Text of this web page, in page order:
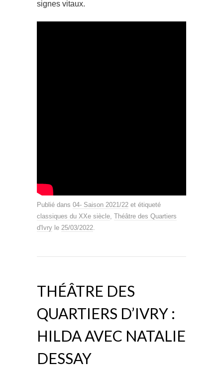
signes vitaux.
Publié dans 04- Saison 2021/22 et étiqueté
classiques du XXe siècle, Théâtre des Quartiers
d'Ivry le 25/03/2022.
THÉÂTRE DES
QUARTIERS D’IVRY :
HILDA AVEC NATALIE
DESSAY